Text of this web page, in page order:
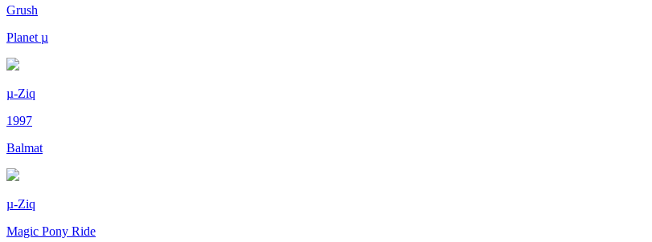
Grush
Planet µ
µ-Ziq
1997
Balmat
µ-Ziq
Magic Pony Ride